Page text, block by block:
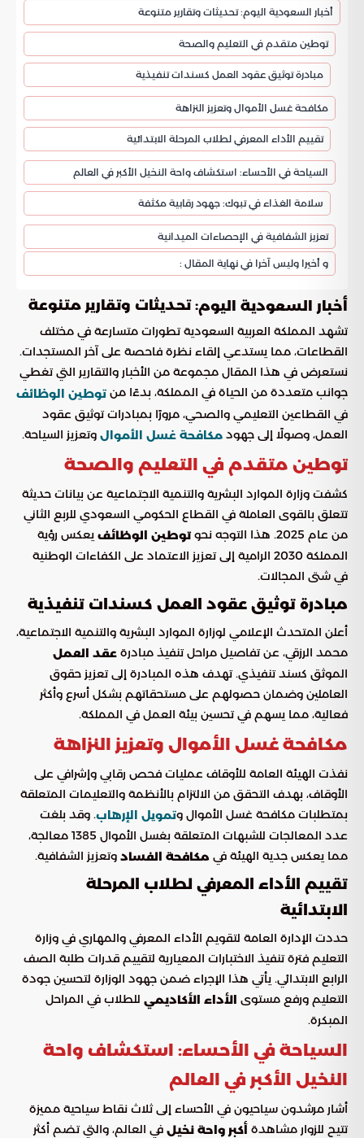
أخبار السعودية اليوم: تحديثات وتقارير متنوعة
توطين متقدم في التعليم والصحة
مبادرة توثيق عقود العمل كسندات تنفيذية
مكافحة غسل الأموال وتعزيز النزاهة
تقييم الأداء المعرفي لطلاب المرحلة الابتدائية
السياحة في الأحساء: استكشاف واحة النخيل الأكبر في العالم
سلامة الغذاء في تبوك: جهود رقابية مكثفة
تعزيز الشفافية في الإحصاءات الميدانية
و أخيرا وليس آخرا في نهاية المقال :
أخبار السعودية اليوم: تحديثات وتقارير متنوعة
تشهد المملكة العربية السعودية تطورات متسارعة في مختلف
القطاعات، مما يستدعي إلقاء نظرة فاحصة على آخر المستجدات.
نستعرض في هذا المقال مجموعة من الأخبار والتقارير التي تغطي
جوانب متعددة من الحياة في المملكة، بدءًا من توطين الوظائف
في القطاعين التعليمي والصحي، مرورًا بمبادرات توثيق عقود
العمل، وصولًا إلى جهود مكافحة غسل الأموال وتعزيز السياحة.
توطين متقدم في التعليم والصحة
كشفت وزارة الموارد البشرية والتنمية الاجتماعية عن بيانات حديثة
تتعلق بالقوى العاملة في القطاع الحكومي السعودي للربع الثاني
من عام 2025. هذا التوجه نحو
توطين الوظائف يعكس رؤية
المملكة 2030 الرامية إلى تعزيز الاعتماد على الكفاءات الوطنية
في شتى المجالات.
مبادرة توثيق عقود العمل كسندات تنفيذية
أعلن المتحدث الإعلامي لوزارة الموارد البشرية والتنمية الاجتماعية،
محمد الرزقي، عن تفاصيل مراحل تنفيذ مبادرة عقد العمل
الموثق كسند تنفيذي. تهدف هذه المبادرة إلى تعزيز حقوق
العاملين وضمان حصولهم على مستحقاتهم بشكل أسرع وأكثر
فعالية، مما يسهم في تحسين بيئة العمل في المملكة.
مكافحة غسل الأموال وتعزيز النزاهة
نفذت الهيئة العامة للأوقاف عمليات فحص رقابي وإشرافي على
الأوقاف، بهدف التحقق من الالتزام بالأنظمة والتعليمات المتعلقة
بمتطلبات مكافحة غسل الأموال وتمويل الإرهاب. وقد بلغت
عدد المعالجات للشبهات المتعلقة بغسل الأموال 1385 معالجة،
مما يعكس جدية الهيئة في مكافحة الفساد وتعزيز الشفافية.
تقييم الأداء المعرفي لطلاب المرحلة
الابتدائية
حددت الإدارة العامة لتقويم الأداء المعرفي والمهاري في وزارة
التعليم فترة تنفيذ الاختبارات المعيارية لتقييم قدرات طلبة الصف
الرابع الابتدائي. يأتي هذا الإجراء ضمن جهود الوزارة لتحسين جودة
التعليم ورفع مستوى الأداء الأكاديمي للطلاب في المراحل
المبكرة.
السياحة في الأحساء: استكشاف واحة
النخيل الأكبر في العالم
أشار مرشدون سياحيون في الأحساء إلى ثلاث نقاط سياحية مميزة
تتيح للزوار مشاهدة أكبر واحة نخيل في العالم، والتي تضم أكثر